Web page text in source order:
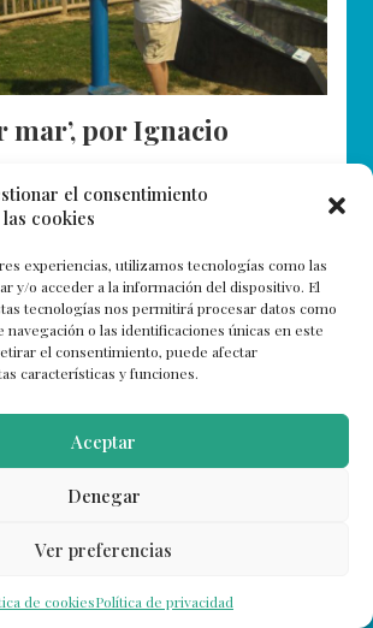
el consentimiento
las cookies
experiencias, utilizamos tecnologías como las
y/o acceder a la información del dispositivo. El
tecnologías nos permitirá procesar datos como
o las identificaciones únicas en este
el consentimiento, puede afectar
características y funciones.
Aceptar
Denegar
Ver preferencias
de cookiesPolítica de privacidad
mar’, por Ignacio
mañana de un julio harto remoto
villa de Deva, al salir del túnel bajo el
se erige la ermita de Santa